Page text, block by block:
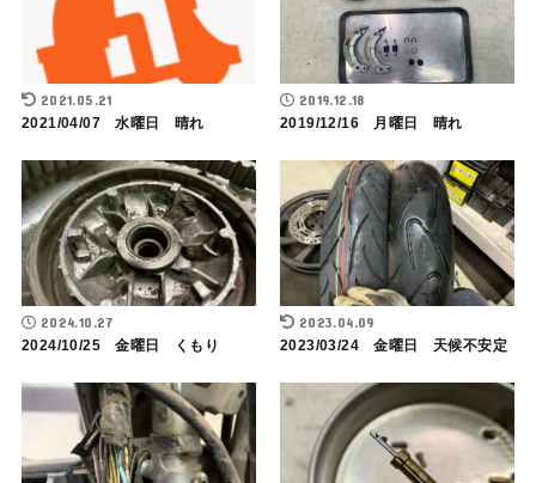
2021.05.21
2021/04/07 水曜日 晴れ
2019.12.18
2019/12/16 月曜日 晴れ
2024.10.27
2024/10/25 金曜日 くもり
2023.04.09
2023/03/24 金曜日 天候不安定